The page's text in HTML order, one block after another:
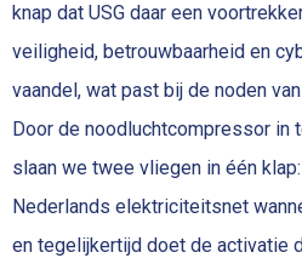
knap dat USG daar een
veiligheid, betrouwbaarheid en
vaandel, wat past bij de noden
Door de noodluchtcompressor in
slaan we twee vliegen in één
Nederlands elektriciteitsnet
en tegelijkertijd doet de activatie